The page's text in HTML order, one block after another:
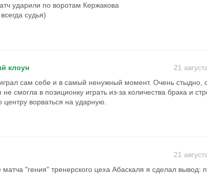
ударили по воротам Кержакова
судья)
клоун
21
сам себе и в самый ненужный момент. Очень стыдно,
не смогла в позиционку играть из-за количества брака и
центру ворваться на ударную.
21
матча "гения" тренерского цеха Абаскаля я сделал вывод: